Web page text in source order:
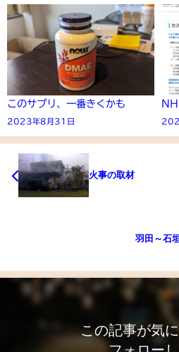
このサプリ、一番きくかも
2023年8月31日
火事の取材
羽田～石
この記事が気